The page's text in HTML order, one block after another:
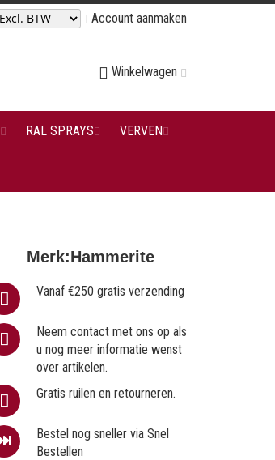
Account aanmaken
Winkelwagen
RAL SPRAYS VERVEN
Merk:Hammerite
Vanaf €250 gratis verzending
Neem contact met ons op als
u nog meer informatie wenst
over artikelen.
Gratis ruilen en retourneren.
Bestel nog sneller via Snel
Bestellen